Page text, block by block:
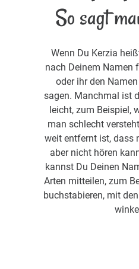
So sagt
Wenn Du Kerzia
nach Deinem Namen
oder ihr den
sagen. Manchmal ist
leicht, zum Beispiel,
man schlecht
weit entfernt ist, dass
aber nicht hören
kannst Du Deinen
Arten mitteilen, zum
buchstabieren, mit